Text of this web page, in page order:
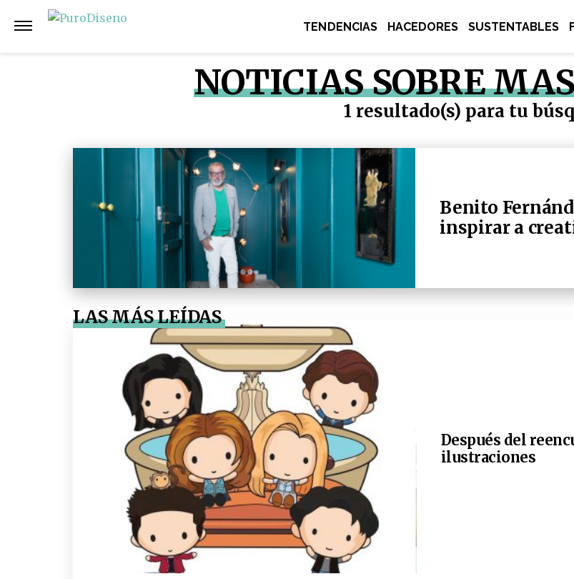
TENDENCIAS HACEDORES SUSTENTABLES
NOTICIAS SOBRE
1 resultado(s) para tu
Benito
inspirar a
LAS MÁS LEÍDAS
Después del
ilustraciones